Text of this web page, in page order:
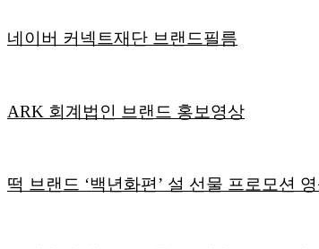
네이버 커넥트재단 브랜드필름
ARK 회계법인 브랜드 홍보영상
떡 브랜드 ‘백년화편’ 설 선물 프로모션